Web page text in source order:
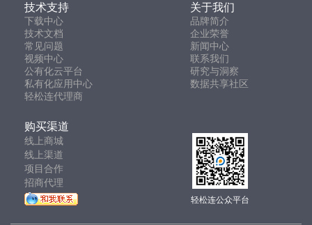
技术支持 关于我们
下载中心
品牌简介
技术文档
企业荣誉
常见问题
新闻中心
视频中心
联系我们
公有化云平台
研究与洞察
私有化应用中心
数据共享社区
轻松连代理商
购买渠道
线上商城
线上渠道
项目合作
招商代理
轻松连公众平台